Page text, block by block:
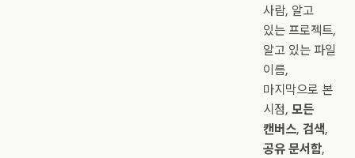
사람, 알고
있는 프로젝트,
알고 있는 파일
이름,
마지막으로 본
시점, 모든
캔버스, 검색,
공유 문서함,